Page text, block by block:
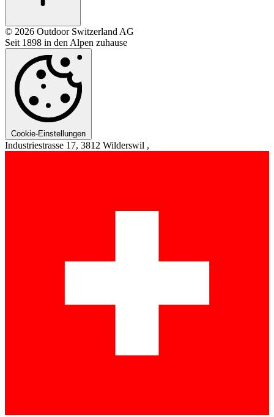
© 2026 Outdoor Switzerland AG
Seit 1898 in den Alpen zuhause
Cookie-Einstellungen
Industriestrasse 17, 3812 Wilderswil ,